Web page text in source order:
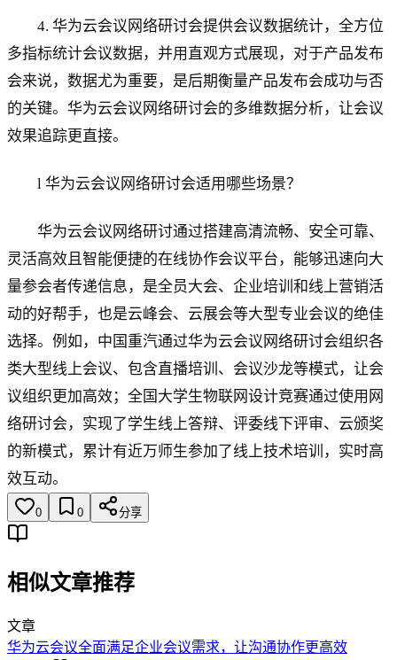
4. 华为云会议网络研讨会提供会议数据统计，全方位
多指标统计会议数据，并用直观方式展现，对于产品发布
会来说，数据尤为重要，是后期衡量产品发布会成功与否
的关键。华为云会议网络研讨会的多维数据分析，让会议
效果追踪更直接。
l 华为云会议网络研讨会适用哪些场景？
华为云会议网络研讨通过搭建高清流畅、安全可靠、
灵活高效且智能便捷的在线协作会议平台，能够迅速向大
量参会者传递信息，是全员大会、企业培训和线上营销活
动的好帮手，也是云峰会、云展会等大型专业会议的绝佳
选择。例如，中国重汽通过华为云会议网络研讨会组织各
类大型线上会议、包含直播培训、会议沙龙等模式，让会
议组织更加高效；全国大学生物联网设计竞赛通过使用网
络研讨会，实现了学生线上答辩、评委线下评审、云颁奖
的新模式，累计有近万师生参加了线上技术培训，实时高
效互动。
0 0 分享
相似文章推荐
文章
华为云会议全面满足企业会议需求，让沟通协作更高效